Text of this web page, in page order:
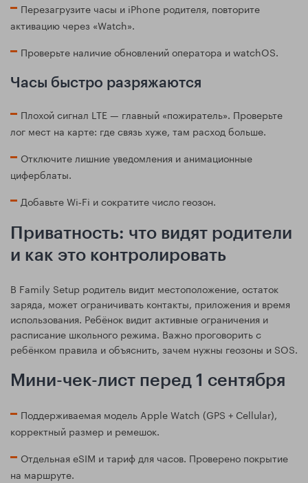
Перезагрузите часы и iPhone родителя, повторите
активацию через «Watch».
Проверьте наличие обновлений оператора и watchOS.
Часы быстро разряжаются
Плохой сигнал LTE — главный «пожиратель». Проверьте
лог мест на карте: где связь хуже, там расход больше.
Отключите лишние уведомления и анимационные
циферблаты.
Добавьте Wi‑Fi и сократите число геозон.
Приватность: что видят родители
и как это контролировать
В Family Setup родитель видит местоположение, остаток
заряда, может ограничивать контакты, приложения и время
использования. Ребёнок видит активные ограничения и
расписание школьного режима. Важно проговорить с
ребёнком правила и объяснить, зачем нужны геозоны и SOS.
Мини-чек-лист перед 1 сентября
Поддерживаемая модель Apple Watch (GPS + Cellular),
корректный размер и ремешок.
Отдельная eSIM и тариф для часов. Проверено покрытие
на маршруте.